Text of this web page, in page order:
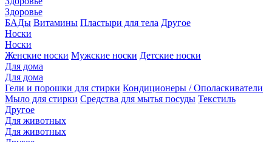
Здоровье
БАДы Витамины Пластыри для тела Другое
Носки
Носки
Женские носки Мужские носки Детские носки
Для дома
Для дома
Гели и порошки для стирки Кондиционеры / Ополаскиватели
Мыло для стирки Средства для мытья посуды Текстиль
Другое
Для животных
Для животных